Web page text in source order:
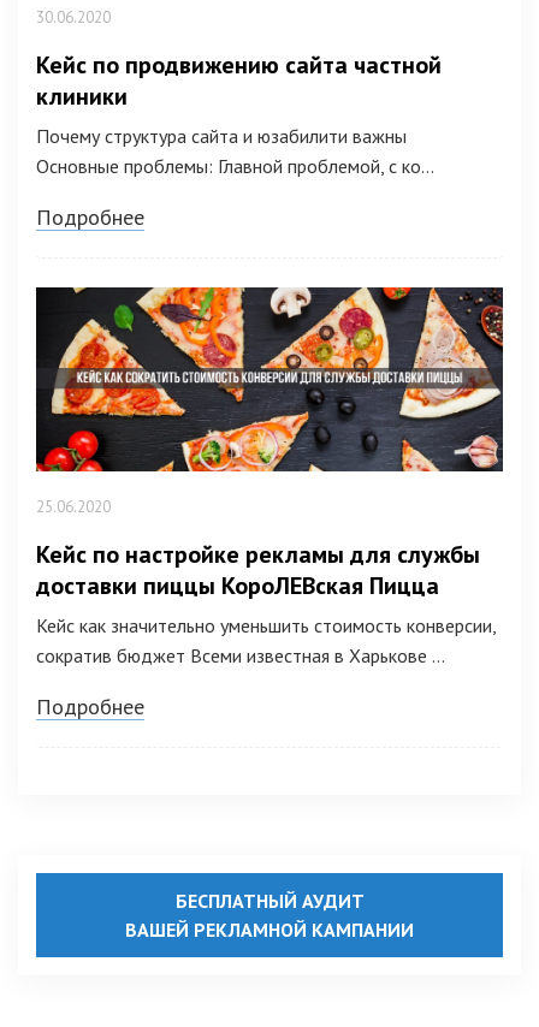
30.06.2020
Кейс по продвижению сайта частной
клиники
Почему структура сайта и юзабилити важны
Основные проблемы: Главной проблемой, с ко...
Подробнее
25.06.2020
Кейс по настройке рекламы для службы
доставки пиццы КороЛЕВская Пицца
Кейс как значительно уменьшить стоимость конверсии,
сократив бюджет Всеми известная в Харькове ...
Подробнее
БЕСПЛАТНЫЙ АУДИТ
ВАШЕЙ РЕКЛАМНОЙ КАМПАНИИ